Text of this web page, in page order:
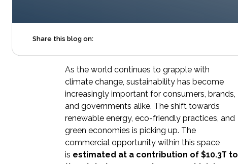
Share this blog on:
As the world continues to grapple with
climate change, sustainability has become
increasingly important for consumers, brands,
and governments alike. The shift towards
renewable energy, eco-friendly practices, and
green economies is picking up. The
commercial opportunity within this space
is estimated at a contribution of $10.3T to